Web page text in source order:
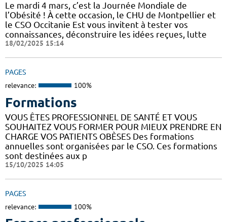
Le mardi 4 mars, c’est la Journée Mondiale de
l’Obésité ! À cette occasion, le CHU de Montpellier et
le CSO Occitanie Est vous invitent à tester vos
connaissances, déconstruire les idées reçues, lutte
18/02/2025 15:14
PAGES
relevance: 100%
Formations
VOUS ÊTES PROFESSIONNEL DE SANTÉ ET VOUS
SOUHAITEZ VOUS FORMER POUR MIEUX PRENDRE EN
CHARGE VOS PATIENTS OBÈSES Des formations
annuelles sont organisées par le CSO. Ces formations
sont destinées aux p
15/10/2025 14:05
PAGES
relevance: 100%